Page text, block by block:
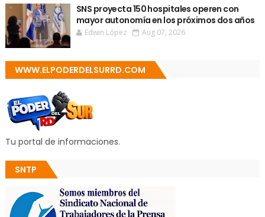
SNS proyecta 150 hospitales operen con
mayor autonomía en los próximos dos años
Edwin López Aug 07, 2026
WWW.ELPODERDELSURRD.COM
Tu portal de informaciones.
SNTP